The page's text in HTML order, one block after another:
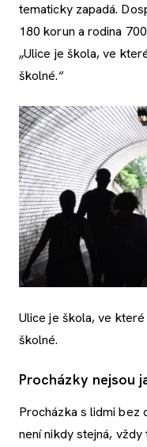
tematicky zapadá.
180 korun a rodina
„Ulice je škola, ve
školné.“
Ulice je škola, ve
školné.
Procházky nejsou
Procházka s lidmi bez
není nikdy stejná,